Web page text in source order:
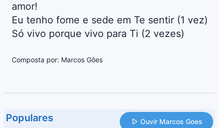
amor!
Eu tenho fome e sede em Te sentir (1 vez)
Só vivo porque vivo para Ti (2 vezes)
Composta por: Marcos Gôes
Populares Ouvir Marcos Goes